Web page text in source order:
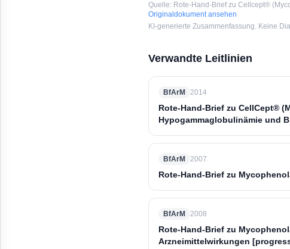
Quelle: Rote-Hand-Brief zu Cellcept®
Originaldokument ansehen
KI-generierte Zusammenfassung. Keine
Verwandte Leitlinien
BfArM 2014
Rote-Hand-Brief zu CellCept®
Hypogammaglobulinämie und
BfArM 2007
Rote-Hand-Brief zu
BfArM 2008
Rote-Hand-Brief zu
Arzneimittelwirkungen